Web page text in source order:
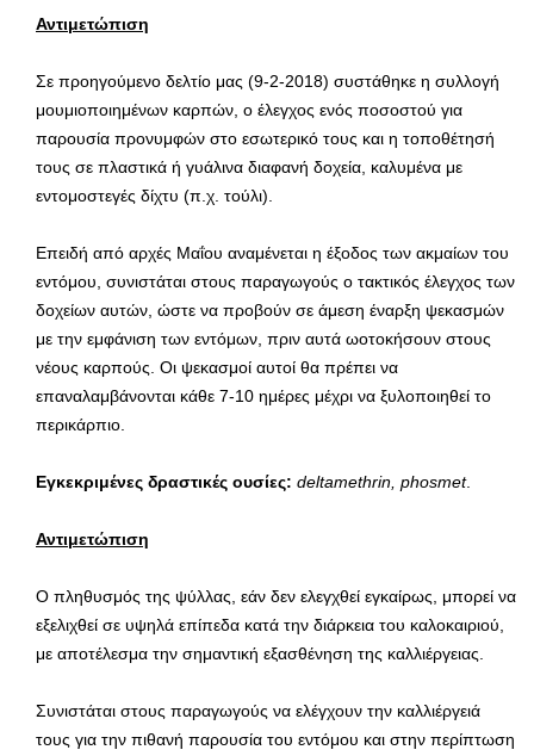
Αντιμετώπιση
Σε προηγούμενο δελτίο μας (9-2-2018) συστάθηκε η συλλογή
μουμιοποιημένων καρπών, ο έλεγχος ενός ποσοστού για
παρουσία προνυμφών στο εσωτερικό τους και η τοποθέτησή
τους σε πλαστικά ή γυάλινα διαφανή δοχεία, καλυμένα με
εντομοστεγές δίχτυ (π.χ. τούλι).
Επειδή από αρχές Μαΐου αναμένεται η έξοδος των ακμαίων του
εντόμου, συνιστάται στους παραγωγούς ο τακτικός έλεγχος των
δοχείων αυτών, ώστε να προβούν σε άμεση έναρξη ψεκασμών
με την εμφάνιση των εντόμων, πριν αυτά ωοτοκήσουν στους
νέους καρπούς. Οι ψεκασμοί αυτοί θα πρέπει να
επαναλαμβάνονται κάθε 7-10 ημέρες μέχρι να ξυλοποιηθεί το
περικάρπιο.
Εγκεκριμένες δραστικές ουσίες: deltamethrin, phosmet.
Αντιμετώπιση
Ο πληθυσμός της ψύλλας, εάν δεν ελεγχθεί εγκαίρως, μπορεί να
εξελιχθεί σε υψηλά επίπεδα κατά την διάρκεια του καλοκαιριού,
με αποτέλεσμα την σημαντική εξασθένηση της καλλιέργειας.
Συνιστάται στους παραγωγούς να ελέγχουν την καλλιέργειά
τους για την πιθανή παρουσία του εντόμου και στην περίπτωση